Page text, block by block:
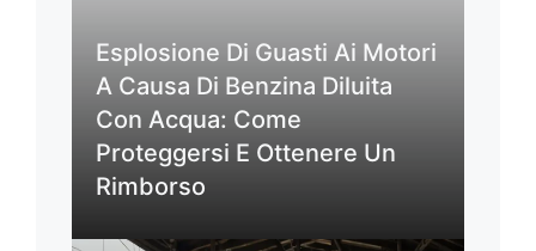
Esplosione Di Guasti Ai Motori
A Causa Di Benzina Diluita
Con Acqua: Come
Proteggersi E Ottenere Un
Rimborso